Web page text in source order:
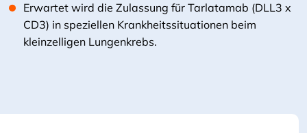
Erwartet wird die Zulassung für Tarlatamab (DLL3 x
CD3) in speziellen Krankheitssituationen beim
kleinzelligen Lungenkrebs.